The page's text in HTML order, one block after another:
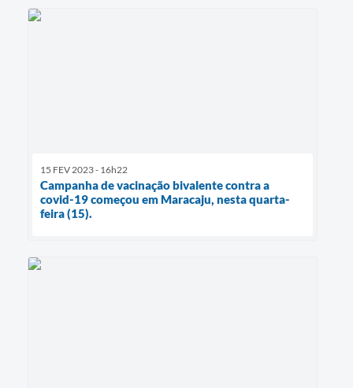
15 FEV 2023 - 16h22
Campanha de vacinação bivalente contra a
covid-19 começou em Maracaju, nesta quarta-
feira (15).